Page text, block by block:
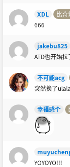
XDL 比奇
666
jakebu825
ATD也开始拉
不可能acg
突然换了
幸福感个
YOYOYO!!!